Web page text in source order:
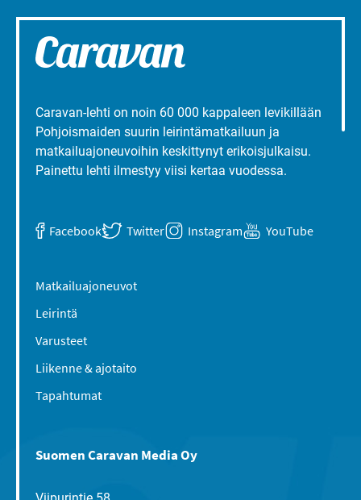
Caravan-lehti on noin 60 000 kappaleen levikillään
Pohjoismaiden suurin leirintämatkailuun ja
matkailuajoneuvoihin keskittynyt erikoisjulkaisu.
Painettu lehti ilmestyy viisi kertaa vuodessa.
Facebook Twitter Instagram YouTube
Matkailuajoneuvot
Leirintä
Varusteet
Liikenne & ajotaito
Tapahtumat
Suomen Caravan Media Oy